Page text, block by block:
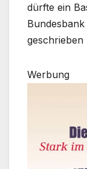
dürfte ein
geschrieben
Werbung